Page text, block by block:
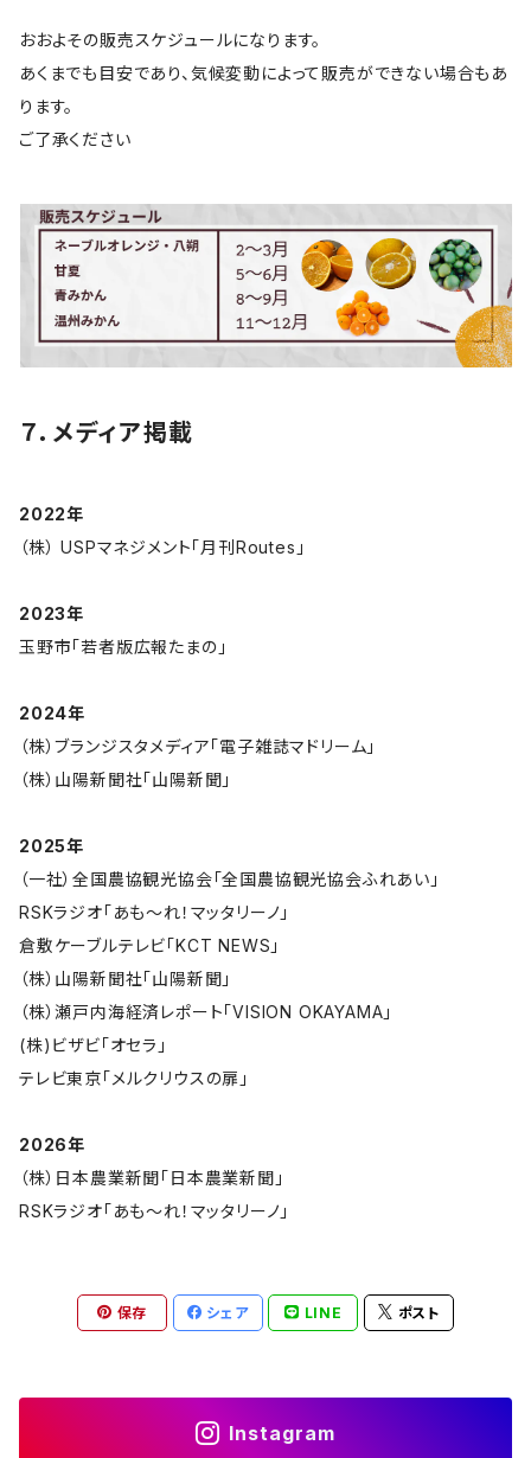
おおよその販売スケジュールになります。
あくまでも目安であり、気候変動によって販売ができない場合もあ
ります。
ご了承ください
７．メディア掲載
2022年
（株） USPマネジメント「月刊Routes」
2023年
玉野市「若者版広報たまの」
2024年
（株）ブランジスタメディア「電子雑誌マドリーム」
（株）山陽新聞社「山陽新聞」
2025年
（一社）全国農協観光協会「全国農協観光協会ふれあい」
RSKラジオ「あも～れ！マッタリーノ」
倉敷ケーブルテレビ「KCT NEWS」
（株）山陽新聞社「山陽新聞」
（株）瀬戸内海経済レポート「VISION OKAYAMA」
(株)ビザビ「オセラ」
テレビ東京「メルクリウスの扉」
2026年
（株）日本農業新聞「日本農業新聞」
RSKラジオ「あも～れ！マッタリーノ」
保存 シェア LINE ポスト
Instagram